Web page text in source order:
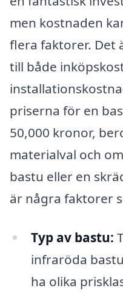
men kostnaden
flera faktorer. Det
till både
priserna för en
50,000 kronor,
materialval och
bastu eller en
är några faktorer
Typ av bastu:
infraröda
ha olika